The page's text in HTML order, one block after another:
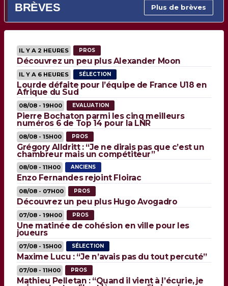
BRÈVES Plus de brèves
IL Y A 2 HEURES PROS
Découvrez un peu plus Alexander Moon
IL Y A 6 HEURES SÉLECTION
Lourde défaite pour l’équipe de France U18 en
Afrique du Sud
08/08 - 19H00 EVALUATION
Pierre Bochaton parmi les cinq meilleurs
numéros 6 de Top 14 pour la LNR
08/08 - 15H00 PROS
Grégory Alldritt : “Je ne dirais pas que c’est un
chambreur mais un compétiteur”
08/08 - 11H00 ANCIENS
Enzo Fernandes rejoint Floirac
08/08 - 07H00 PROS
Découvrez un peu plus Hugo Avogadro
07/08 - 19H00 PROS
Une matinée de cohésion en ville pour les
joueurs
07/08 - 15H00 SÉLECTION
Maxime Lucu : “Je n’avais pas du tout percuté”
07/08 - 11H00 PROS
Mathieu Pelletan : “Quand il vient à l’écurie, je